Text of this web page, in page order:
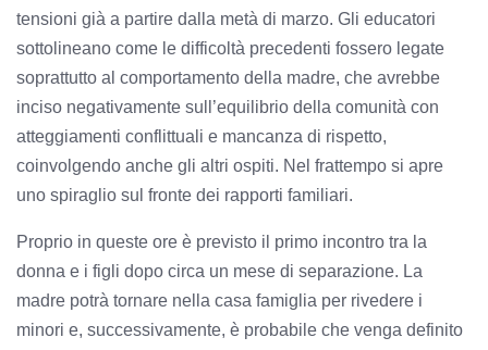
tensioni già a partire dalla metà di marzo. Gli educatori
sottolineano come le difficoltà precedenti fossero legate
soprattutto al comportamento della madre, che avrebbe
inciso negativamente sull’equilibrio della comunità con
atteggiamenti conflittuali e mancanza di rispetto,
coinvolgendo anche gli altri ospiti. Nel frattempo si apre
uno spiraglio sul fronte dei rapporti familiari.
Proprio in queste ore è previsto il primo incontro tra la
donna e i figli dopo circa un mese di separazione. La
madre potrà tornare nella casa famiglia per rivedere i
minori e, successivamente, è probabile che venga definito